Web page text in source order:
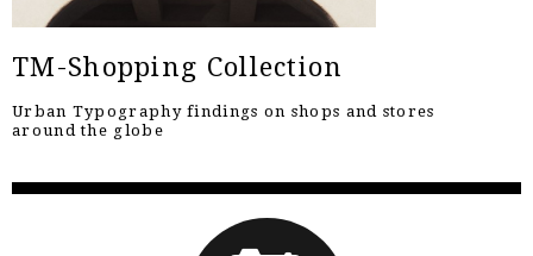
TM-Shopping Collection
Urban Typography findings on shops and stores
around the globe